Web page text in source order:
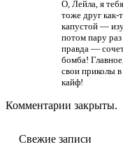
О, Лейла, я
тоже друг как-
капустой —
потом пару
правда —
бомба!
свои приколы
кайф!
Комментарии закрыты.
Свежие записи